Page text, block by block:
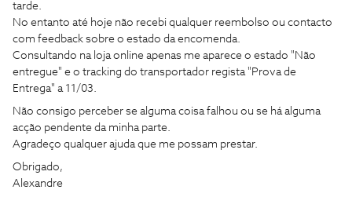
tarde.
No entanto até hoje não recebi qualquer reembolso ou contacto
com feedback sobre o estado da encomenda.
Consultando na loja online apenas me aparece o estado "Não
entregue" e o tracking do transportador regista "Prova de
Entrega" a 11/03.
Não consigo perceber se alguma coisa falhou ou se há alguma
acção pendente da minha parte.
Agradeço qualquer ajuda que me possam prestar.
Obrigado,
Alexandre